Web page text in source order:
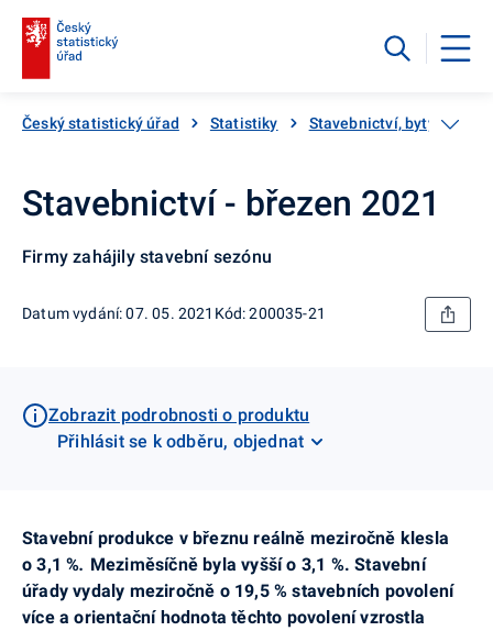
Český statistický úřad Statistiky Stavebnictví, byty
Stavebnictví - březen 2021
Firmy zahájily stavební sezónu
Datum vydání: 07. 05. 2021 Kód: 200035-21
Zobrazit podrobnosti o produktu
Přihlásit se k odběru, objednat
Stavební produkce v březnu reálně meziročně klesla
o 3,1 %. Meziměsíčně byla vyšší o 3,1 %. Stavební
úřady vydaly meziročně o 19,5 % stavebních povolení
více a orientační hodnota těchto povolení vzrostla